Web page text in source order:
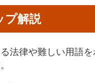
プ解説
法律や難しい用語を